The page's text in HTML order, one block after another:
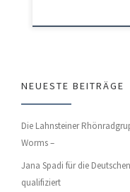
NEUESTE BEITRÄGE
Die Lahnsteiner
Worms –
Jana Spadi für die
qualifiziert